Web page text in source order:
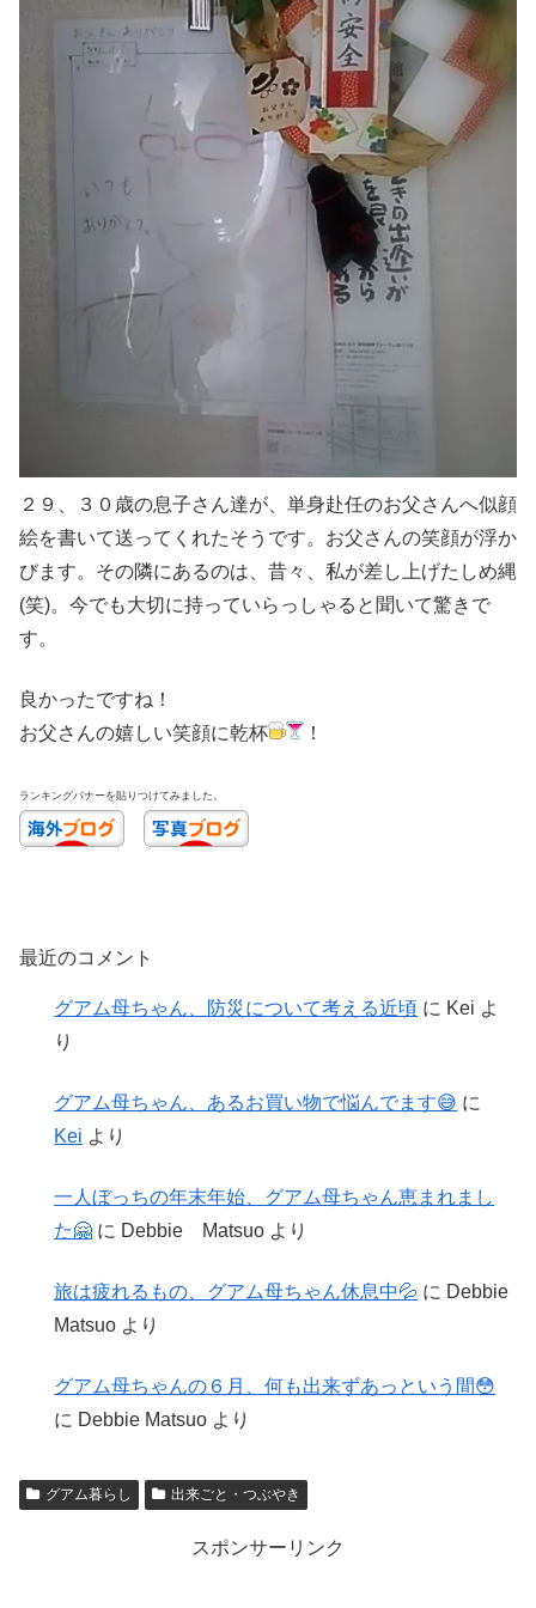
２９、３０歳の息子さん達が、単身赴任のお父さんへ似顔
絵を書いて送ってくれたそうです。お父さんの笑顔が浮か
びます。その隣にあるのは、昔々、私が差し上げたしめ縄
(笑)。今でも大切に持っていらっしゃると聞いて驚きで
す。
良かったですね！
お父さんの嬉しい笑顔に乾杯
！
ランキングバナーを貼りつけてみました。
最近のコメント
グアム母ちゃん、防災について考える近頃 に Kei よ
り
グアム母ちゃん、あるお買い物で悩んでます😅 に
Kei より
一人ぼっちの年末年始、グアム母ちゃん恵まれまし
た🤗 に Debbie Matsuo より
旅は疲れるもの、グアム母ちゃん休息中💦 に Debbie
Matsuo より
グアム母ちゃんの６月、何も出来ずあっという間😳
に Debbie Matsuo より
グアム暮らし 出来ごと・つぶやき
スポンサーリンク